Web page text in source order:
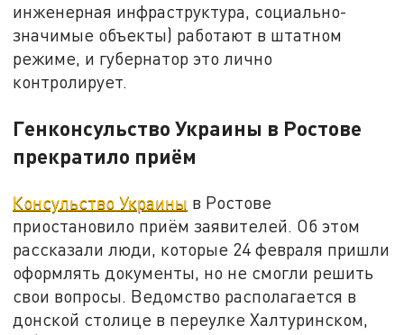
инженерная инфраструктура, социально-
значимые объекты) работают в штатном
режиме, и губернатор это лично
контролирует.
Генконсульство Украины в Ростове
прекратило приём
Консульство Украины в Ростове
приостановило приём заявителей. Об этом
рассказали люди, которые 24 февраля пришли
оформлять документы, но не смогли решить
свои вопросы. Ведомство располагается в
донской столице в переулке Халтуринском,